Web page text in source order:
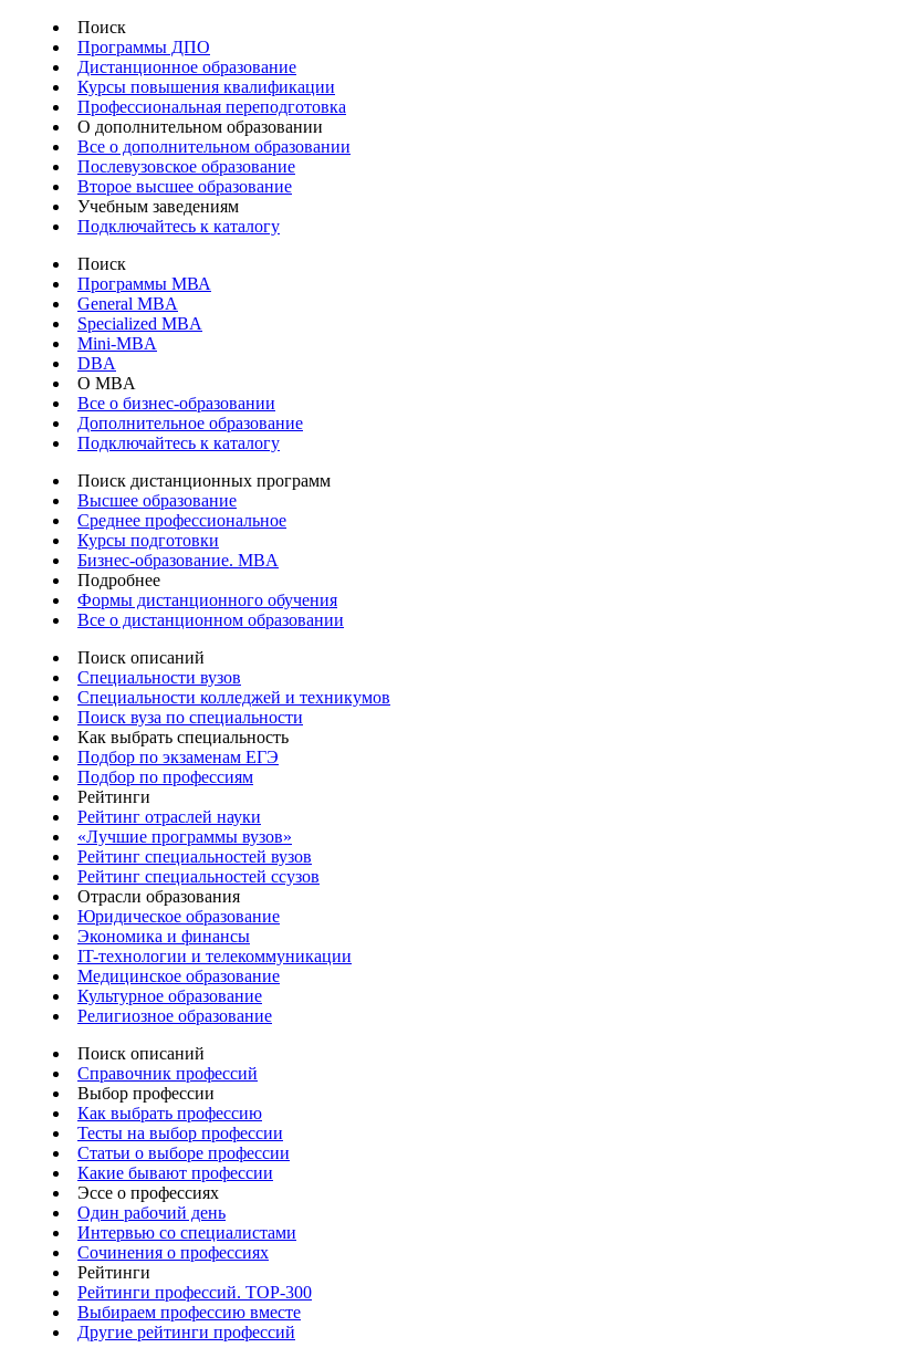
Поиск
Программы ДПО
Дистанционное образование
Курсы повышения квалификации
Профессиональная переподготовка
О дополнительном образовании
Все о дополнительном образовании
Послевузовское образование
Второе высшее образование
Учебным заведениям
Подключайтесь к каталогу
Поиск
Программы МВА
General MBA
Specialized MBA
Mini-MBA
DBA
О MBA
Все о бизнес-образовании
Дополнительное образование
Подключайтесь к каталогу
Поиск дистанционных программ
Высшее образование
Среднее профессиональное
Курсы подготовки
Бизнес-образование. MBA
Подробнее
Формы дистанционного обучения
Все о дистанционном образовании
Поиск описаний
Специальности вузов
Специальности колледжей и техникумов
Поиск вуза по специальности
Как выбрать специальность
Подбор по экзаменам ЕГЭ
Подбор по профессиям
Рейтинги
Рейтинг отраслей науки
«Лучшие программы вузов»
Рейтинг специальностей вузов
Рейтинг специальностей ссузов
Отрасли образования
Юридическое образование
Экономика и финансы
IT-технологии и телекоммуникации
Медицинское образование
Культурное образование
Религиозное образование
Поиск описаний
Справочник профессий
Выбор профессии
Как выбрать профессию
Тесты на выбор профессии
Статьи о выборе профессии
Какие бывают профессии
Эссе о профессиях
Один рабочий день
Интервью со специалистами
Сочинения о профессиях
Рейтинги
Рейтинги профессий. TOP-300
Выбираем профессию вместе
Другие рейтинги профессий